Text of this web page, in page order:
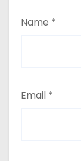
Name *
Email *